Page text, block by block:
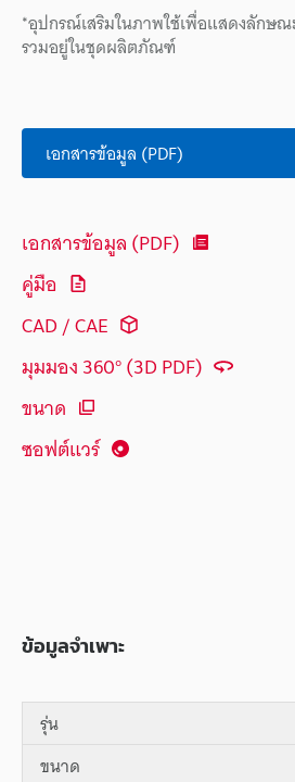
*อุปกรณ์เสริมในภาพใช้เพื่อแสดงลักษณ
รวมอยู่ในชุดผลิตภัณฑ์
เอกสารข้อมูล (PDF)
เอกสารข้อมูล (PDF)
คู่มือ
CAD / CAE
มุมมอง 360° (3D PDF)
ขนาด
ซอฟต์แวร์
ข้อมูลจำเพาะ
รุ่น
ขนาด